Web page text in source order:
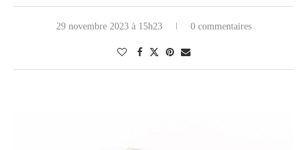
29 novembre 2023 à 15h23 0 commentaires